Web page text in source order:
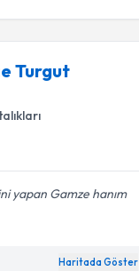
Turgut
yapan Gamze hanım
Haritada Göster